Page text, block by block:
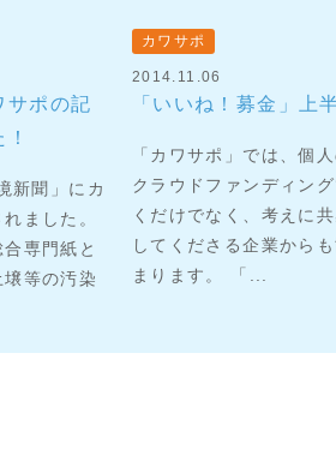
サポの記
新聞」にカ
ました。
専門紙と
等の汚染
カワサポ
2014.11.06
「いいね！募金」上
「カワサポ」では、個
クラウドファンディン
くだけでなく、考えに
してくださる企業から
まります。 「...